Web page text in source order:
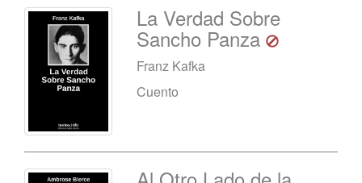
La Verdad Sobre
Sancho Panza
Franz Kafka
Cuento